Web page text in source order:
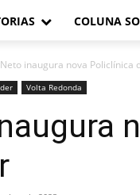
COLUNA
Neto inaugura nova Policlínica
Volta Redonda